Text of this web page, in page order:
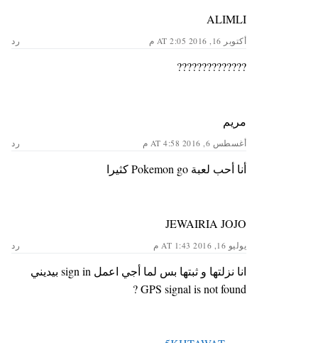
ALIMLI
أكتوبر 16, 2016 AT 2:05 م رد
??????????????
مريم
أغسطس 6, 2016 AT 4:58 م رد
أنا أحب لعبة Pokemon go كثيرا
JEWAIRIA JOJO
يوليو 16, 2016 AT 1:43 م رد
انا نزلتها و ثبتها بس لما أجي اعمل sign in بيديني
GPS signal is not found ?